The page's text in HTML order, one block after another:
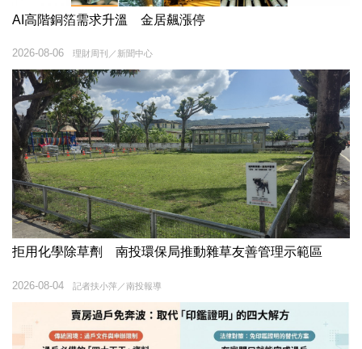
AI高階銅箔需求升溫 金居飆漲停
理財周刊／新聞中心
2026-08-06
拒用化學除草劑 南投環保局推動雜草友善管理示範區
記者扶小萍／南投報導
2026-08-04